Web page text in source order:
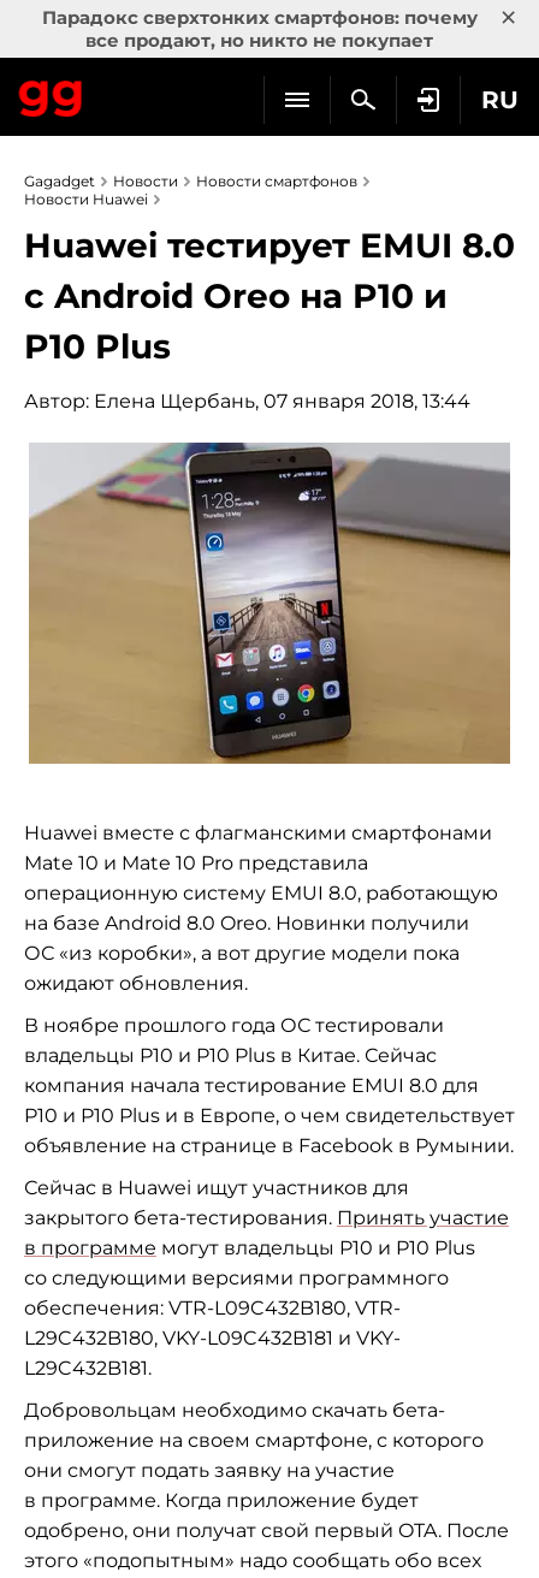
Парадокс сверхтонких смартфонов: почему
все продают, но никто не покупает
×
RU
Gagadget Новости
Новости смартфонов
Новости Huawei
Huawei тестирует EMUI 8.0
с Android Oreo на P10 и
P10 Plus
Автор: Елена Щербань, 07 января 2018, 13:44
Huawei вместе с флагманскими смартфонами
Mate 10 и Mate 10 Pro представила
операционную систему EMUI 8.0, работающую
на базе Android 8.0 Oreo. Новинки получили
ОС «из коробки», а вот другие модели пока
ожидают обновления.
В ноябре прошлого года ОС тестировали
владельцы P10 и P10 Plus в Китае. Сейчас
компания начала тестирование EMUI 8.0 для
P10 и P10 Plus и в Европе, о чем свидетельствует
объявление на странице в Facebook в Румынии.
Сейчас в Huawei ищут участников для
закрытого бета-тестирования. Принять участие
в программе могут владельцы P10 и P10 Plus
со следующими версиями программного
обеспечения: VTR-L09C432B180, VTR-
L29C432B180, VKY-L09C432B181 и VKY-
L29C432B181.
Добровольцам необходимо скачать бета-
приложение на своем смартфоне, с которого
они смогут подать заявку на участие
в программе. Когда приложение будет
одобрено, они получат свой первый OTA. После
этого «подопытным» надо сообщать обо всех